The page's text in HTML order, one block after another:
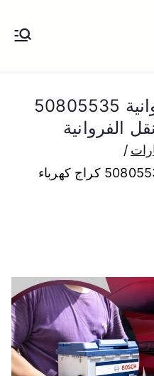
الكويت كهرباء وبنشر تبديل
كهربائي سيارات الفروانية 50805535
الفروانية
كهربائي سيارات الفروانية 50805535 كراج كهرباء